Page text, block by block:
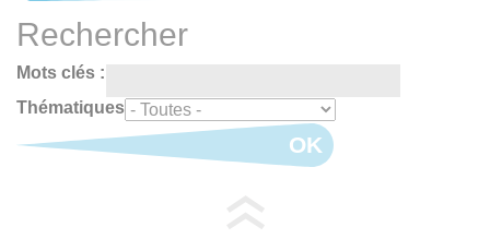
Rechercher
Mots clés :
Thématiques
OK